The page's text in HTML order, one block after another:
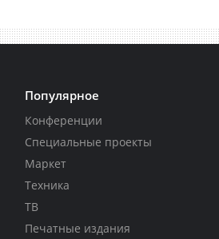
Популярное
Конференции
Специальные проекты
Маркет
Техника
ТВ
Печатные издания